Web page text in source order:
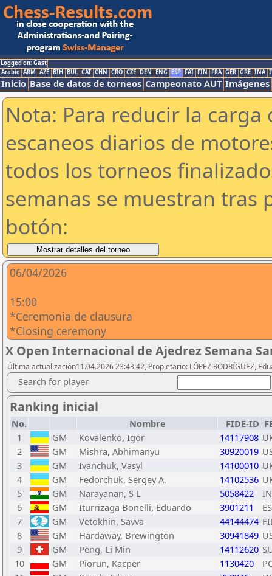
Logged on: Gast
Arabic ARM AZE BIH BUL CAT CHN CRO CZE DEN ENG ESP FAI FIN FRA GER GRE INA
Inicio Base de datos de torneos Campeonato AUT Imágenes
Nota: Para reducir la
escaneos diarios de
todos los torneos
semanas se muestran tras
botón:
06/04/2026
15:00
*Ceremonia de clausura
*Closing ceremony
X Open Internacional de Ajedrez Semana
Última actualización11.04.2026 23:43:42, Propietario: LÓPEZ RODRÍGUEZ,
Search for player
Ranking inicial
No. Nombre FIDE-ID
1
GM Kovalenko, Igor 14117908
2
GM Mishra, Abhimanyu 30920019
3
GM Ivanchuk, Vasyl 14100010
4
GM Fedorchuk, Sergey A. 14102536
5
GM Narayanan, S L 5058422
6
GM Iturrizaga Bonelli, Eduardo 3901211
7
GM Vetokhin, Savva 44144474
8
GM Hardaway, Brewington 30941849
9
GM Peng, Li Min 14112620
10
GM Piorun, Kacper 1130420